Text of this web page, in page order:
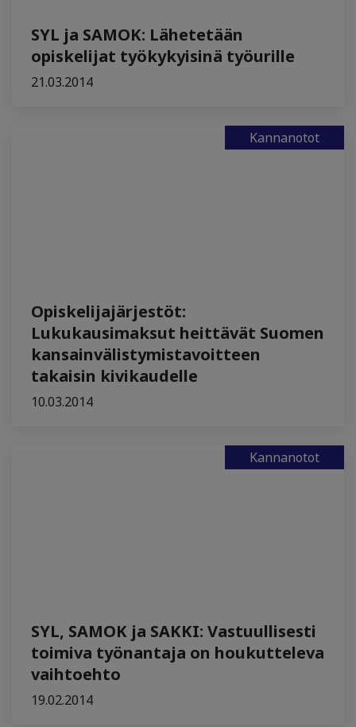
SYL ja SAMOK: Lähetetään
opiskelijat työkykyisinä työurille
21.03.2014
Kannanotot
Opiskelijajärjestöt:
Lukukausimaksut heittävät Suomen
kansainvälistymistavoitteen
takaisin kivikaudelle
10.03.2014
Kannanotot
SYL, SAMOK ja SAKKI: Vastuullisesti
toimiva työnantaja on houkutteleva
vaihtoehto
19.02.2014